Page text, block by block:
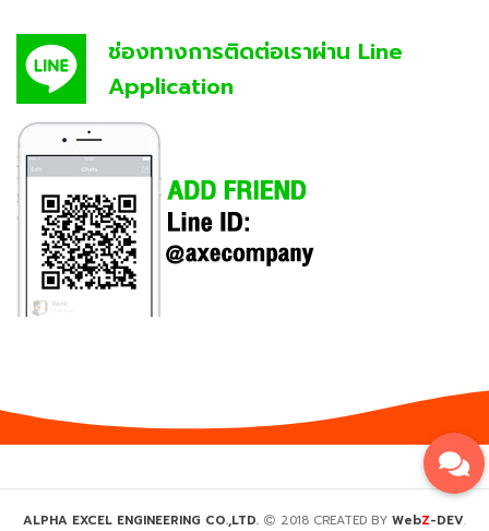
ช่องทางการติดต่อเราผ่าน Line
Application
ALPHA EXCEL ENGINEERING CO.,LTD. 2018 CREATED BY WebZ-DEV.